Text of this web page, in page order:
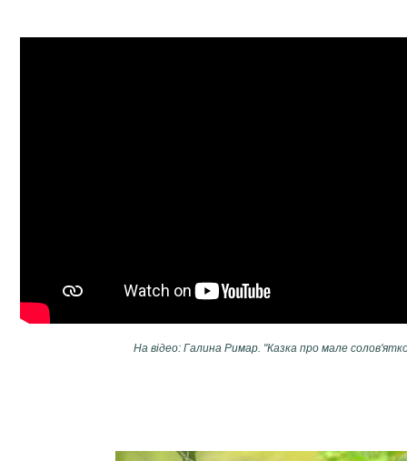
На відео: Галина Римар. "Казка про мале